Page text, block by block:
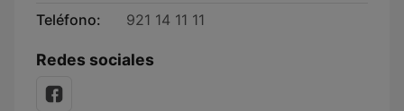
Teléfono:
921 14 11 11
Redes sociales